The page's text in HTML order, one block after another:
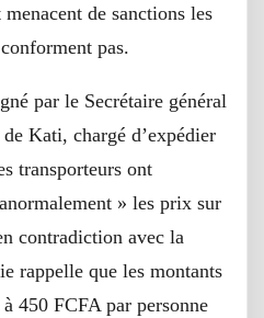
de sanctions les
pas.
par le Secrétaire général
Kati, chargé d’expédier
transporteurs ont
» les prix sur
contradiction avec la
rappelle que les montants
450 FCFA par personne